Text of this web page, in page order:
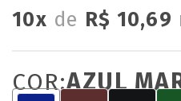
10x de R$ 10,69
COR:AZUL